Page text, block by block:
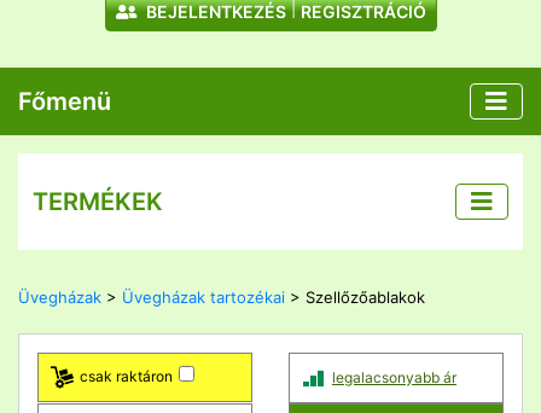
BEJELENTKEZÉS REGISZTRÁCIÓ
Főmenü
TERMÉKEK
Üvegházak > Üvegházak tartozékai > Szellőzőablakok
csak raktáron legalacsonyabb ár